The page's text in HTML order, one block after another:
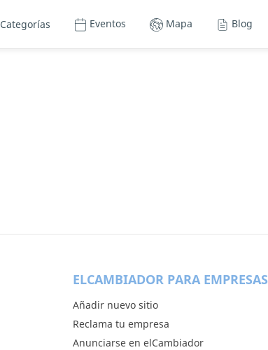
Categorías Eventos Mapa Blog
ELCAMBIADOR PARA EMPRESAS
Añadir nuevo sitio
Reclama tu empresa
Anunciarse en elCambiador